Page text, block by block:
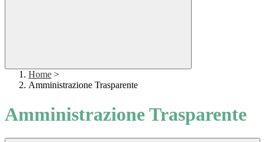
Home >
Amministrazione Trasparente
Amministrazione Trasparente